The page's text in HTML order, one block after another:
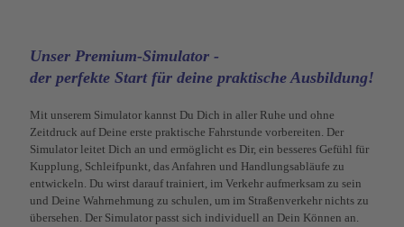
Unser Premium-Simulator -
der perfekte Start für deine praktische Ausbildung!
Mit unserem Simulator kannst Du Dich in aller Ruhe und ohne
Zeitdruck auf Deine erste praktische Fahrstunde vorbereiten. Der
Simulator leitet Dich an und ermöglicht es Dir, ein besseres Gefühl für
Kupplung, Schleifpunkt, das Anfahren und Handlungsabläufe zu
entwickeln. Du wirst darauf trainiert, im Verkehr aufmerksam zu sein
und Deine Wahrnehmung zu schulen, um im Straßenverkehr nichts zu
übersehen. Der Simulator passt sich individuell an Dein Können an.